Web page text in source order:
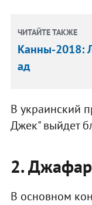
ЧИТАЙТЕ ТАКЖЕ
Канны-2018:
ад
В украинский
Джек" выйдет
2.
В основном